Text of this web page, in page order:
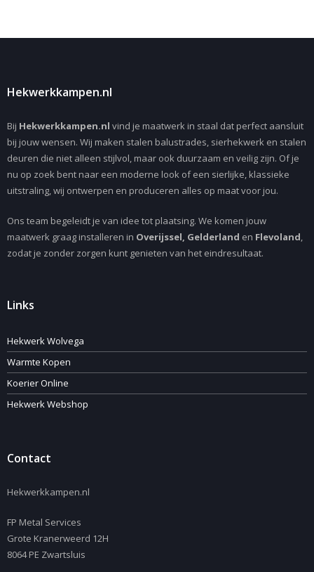
Hekwerkkampen.nl
Bij Hekwerkkampen.nl vind je maatwerk in staal dat perfect aansluit
bij jouw wensen. Wij maken stalen balustrades, sierhekwerk en stalen
deuren die niet alleen stijlvol, maar ook duurzaam en veilig zijn. Of je
nu op zoek bent naar een moderne look of een sierlijke, klassieke
uitstraling, wij ontwerpen en produceren alles op maat voor jou.
Ons team begeleidt je van idee tot plaatsing. We komen jouw
maatwerk graag installeren in Overijssel, Gelderland en Flevoland,
zodat je zonder zorgen kunt genieten van het eindresultaat.
Links
Hekwerk Wolvega
Warmte Kopen
Koerier Online
Hekwerk Webshop
Contact
Hekwerkkampen.nl
FP Metal Services
Grote Kranerweerd 12H
8064 PE Zwartsluis